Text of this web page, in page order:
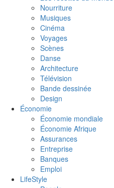
Nourriture
Musiques
Cinéma
Voyages
Scènes
Danse
Architecture
Télévision
Bande dessinée
Design
Économie
Économie mondiale
Économie Afrique
Assurances
Entreprise
Banques
Emploi
LifeStyle